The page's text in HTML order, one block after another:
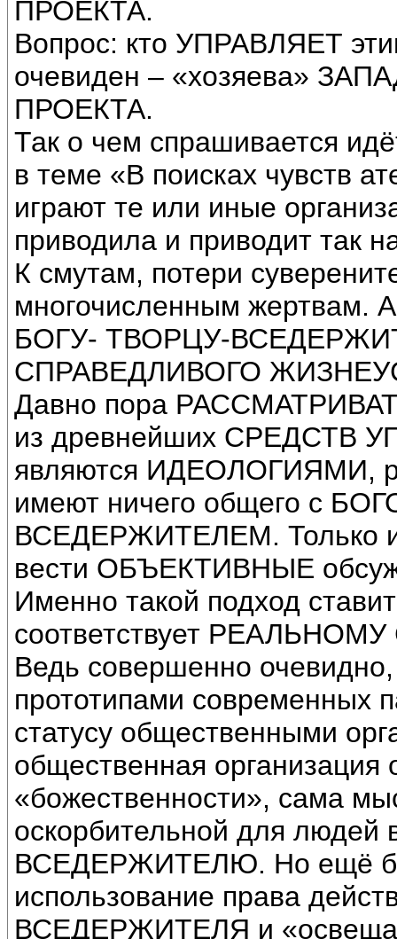
ПРОЕКТА.
Вопрос: кто УПРАВЛЯЕТ
очевиден – «хозяева»
ПРОЕКТА.
Так о чем спрашивается
в теме «В поисках чувств
играют те или иные
приводила и приводит так
К смутам, потери
многочисленным жертвам.
БОГУ- ТВОРЦУ-
СПРАВЕДЛИВОГО
Давно пора
из древнейших СРЕДСТВ
являются ИДЕОЛОГИЯМИ,
имеют ничего общего с
ВСЕДЕРЖИТЕЛЕМ. Только
вести ОБЪЕКТИВНЫЕ
Именно такой подход
соответствует
Ведь совершенно
прототипами современных
статусу общественными
общественная
«божественности», сама
оскорбительной для
ВСЕДЕРЖИТЕЛЮ. Но ещё
использование права
ВСЕДЕРЖИТЕЛЯ и